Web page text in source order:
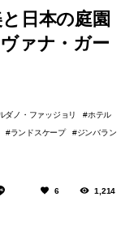
日本の庭園
ァナ・ガー
ダノ・ファッジョリ
ホテル
ランドスケープ ジンバラン
6 1,214